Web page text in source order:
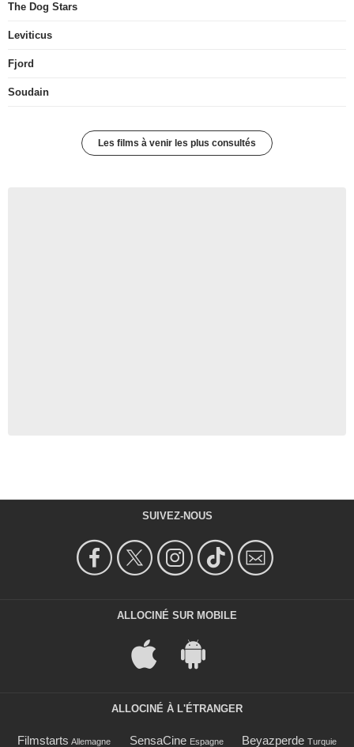
The Dog Stars
Leviticus
Fjord
Soudain
Les films à venir les plus consultés
SUIVEZ-NOUS
ALLOCINÉ SUR MOBILE
ALLOCINÉ À L'ÉTRANGER
Filmstarts Allemagne SensaCine Espagne Beyazperde Turquie